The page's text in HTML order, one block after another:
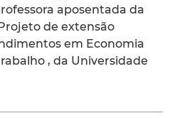
aposentada da
de extensão
em Economia
, da Universidade